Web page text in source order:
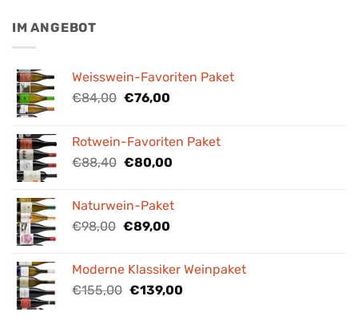
IM ANGEBOT
Weisswein-Favoriten Paket
€84,00 Ursprünglicher
€84,00
€76,00Aktueller
€76,00.
Rotwein-Favoriten Paket
€88,40 Ursprünglicher
€88,40
€80,00Aktueller
€80,00.
Naturwein-Paket
€98,00 Ursprünglicher
€98,00
€89,00Aktueller
€89,00.
Moderne Klassiker Weinpaket
€155,00 Ursprünglicher
€139,00Aktueller